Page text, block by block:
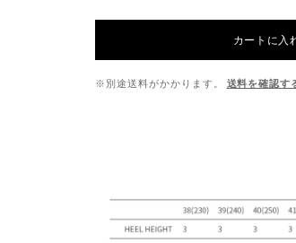
カートに入
※別途送料がかかります。 送料を確認す